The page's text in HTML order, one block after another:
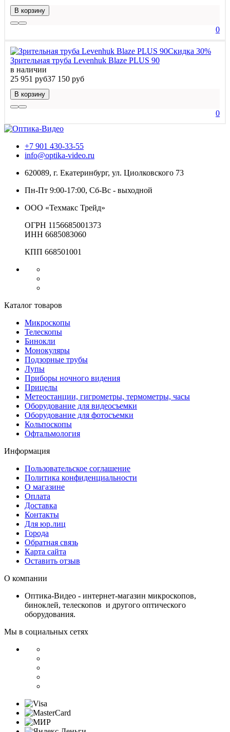
В корзину
0
Скидка 30%
Зрительная труба Levenhuk Blaze PLUS 90
в наличии
25 951 руб37 150 руб
В корзину
0
+7 901 430-33-55
info@optika-video.ru
620089, г. Екатеринбург, ул. Циолковского 73
Пн-Пт 9:00-17:00, Сб-Вс - выходной
ООО «Техмакс Трейд»
ОГРН 1156685001373
ИНН 6685083060
КПП 668501001
Каталог товаров
Микроскопы
Телескопы
Бинокли
Монокуляры
Подзорные трубы
Лупы
Приборы ночного видения
Прицелы
Метеостанции, гигрометры, термометры, часы
Оборудование для видеосъемки
Оборудование для фотосъемки
Кольпоскопы
Офтальмология
Информация
Пользовательское соглашение
Политика конфиденциальности
О магазине
Оплата
Доставка
Контакты
Для юр.лиц
Города
Обратная связь
Карта сайта
Оставить отзыв
О компании
Оптика-Видео - интернет-магазин микроскопов,
биноклей, телескопов и другого оптического
оборудования.
Мы в социальных сетях